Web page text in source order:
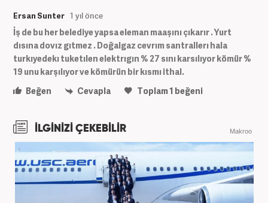
Ersan Sunter 1 yıl önce
İş de bu her belediye yapsa eleman maaşını çıkarır . Yurt
dısına dovız gıtmez . Doğalgaz cevrım santrallerı hala
turkıyedekı tuketılen elektrıgın % 27 sını karsılıyor kömür %
19 unu karşılıyor ve kömürün bir kısmı ithal.
Beğen
Cevapla Toplam1 beğeni
İLGİNİZİ ÇEKEBİLİR Makroo